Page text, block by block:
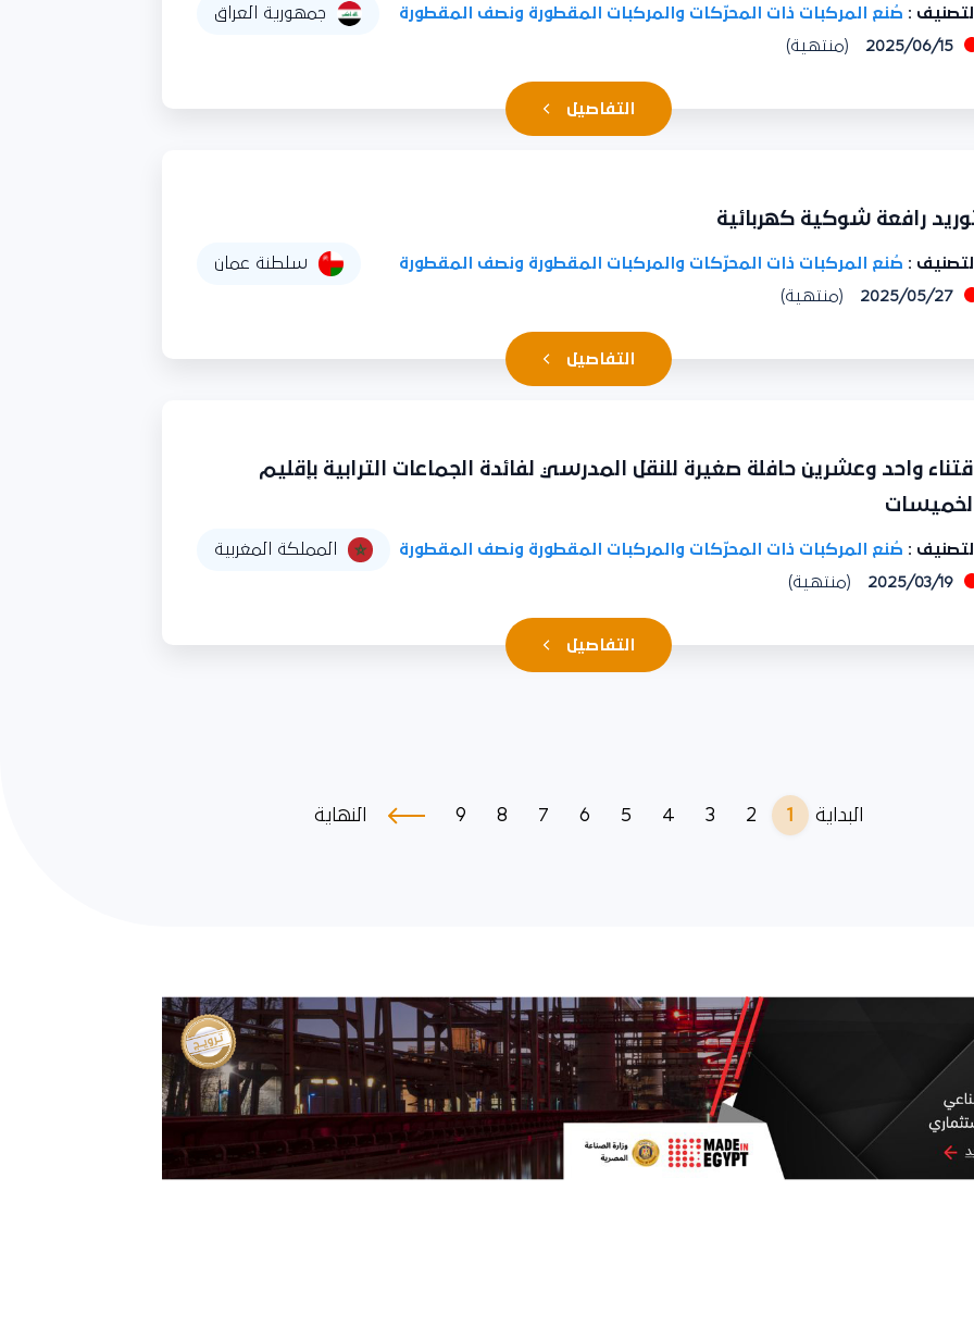
: صُنع المركبات ذات المحرّكات والمركبات المقطورة ونصف المقطورة جمهورية العراق
2025/06/15 (منتهية)
التفاصيل
رافعة شوكية كهربائية
: صُنع المركبات ذات المحرّكات والمركبات المقطورة ونصف المقطورة سلطنة عمان
2025/05/27 (منتهية)
التفاصيل
واحد وعشرين حافلة صغيرة للنقل المدرسي لفائدة الجماعات الترابية بإقليم
: صُنع المركبات ذات المحرّكات والمركبات المقطورة ونصف المقطورة المملكة المغربية
2025/03/19 (منتهية)
التفاصيل
البداية 2
3
4
5
6
7
8
9 النهاية